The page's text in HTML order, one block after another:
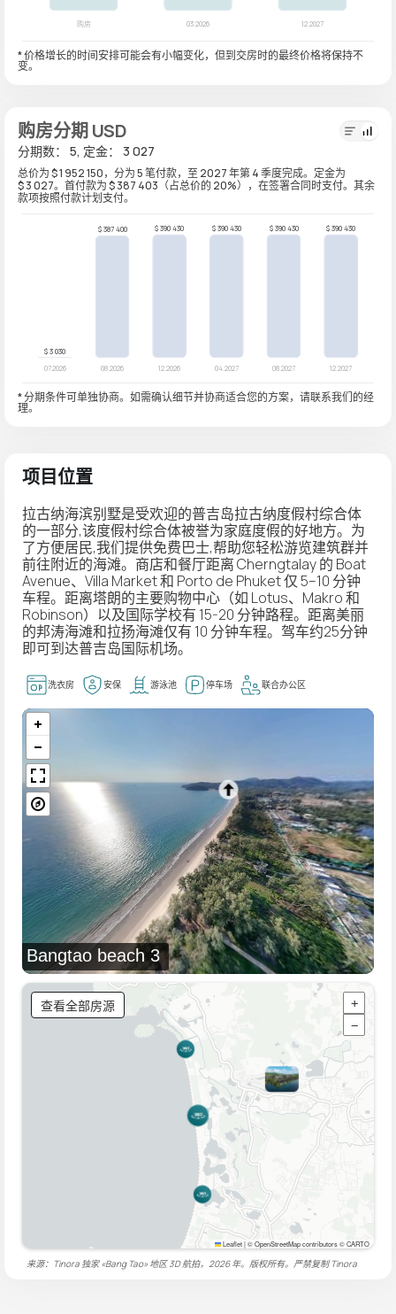
* 价格增长的时间安排可能会有小幅变化，但到交房时的最终价格将保持不
变。
购房分期 USD
分期数： 5, 定金： 3 027
总价为 $ 1 952 150，分为 5 笔付款，至 2027 年第 4 季度完成。定金为
$ 3 027。首付款为 $ 387 403（占总价的 20%），在签署合同时支付。其余
款项按照付款计划支付。
* 分期条件可单独协商。如需确认细节并协商适合您的方案，请联系我们的经
理。
项目位置
拉古纳海滨别墅是受欢迎的普吉岛拉古纳度假村综合体
的一部分,该度假村综合体被誉为家庭度假的好地方。为
了方便居民,我们提供免费巴士,帮助您轻松游览建筑群并
前往附近的海滩。商店和餐厅距离 Cherngtalay 的 Boat
Avenue、Villa Market 和 Porto de Phuket 仅 5–10 分钟
车程。距离塔朗的主要购物中心（如 Lotus、Makro 和
Robinson）以及国际学校有 15-20 分钟路程。距离美丽
的邦涛海滩和拉扬海滩仅有 10 分钟车程。驾车约25分钟
即可到达普吉岛国际机场。
洗衣房 安保 游泳池 停车场 联合办公区
Bangtao beach 3
查看全部房源
+
−
Leaflet|© OpenStreetMap contributors © CARTO
来源：Tinora 独家 «Bang Tao» 地区 3D 航拍，2026 年。版权所有。严禁复制Tinora